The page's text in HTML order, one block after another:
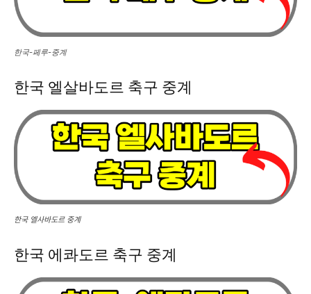
한국-페루-중계
한국 엘살바도르 축구 중계
한국 엘사바도르 중계
한국 에콰도르 축구 중계